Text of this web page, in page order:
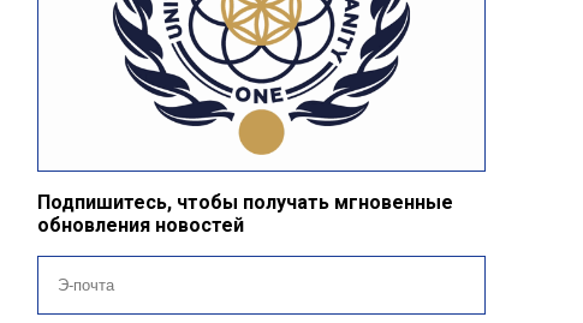
Подпишитесь, чтобы получать мгновенные
обновления новостей